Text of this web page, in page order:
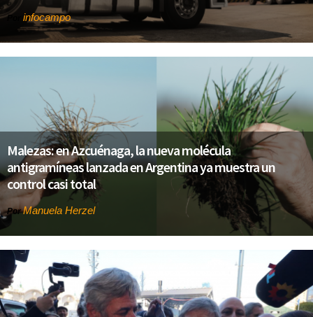
Por infocampo
Malezas: en Azcuénaga, la nueva molécula
antigramíneas lanzada en Argentina ya muestra un
control casi total
PorManuela Herzel